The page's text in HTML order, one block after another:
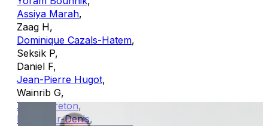
Assiya Marah,
Zaag H,
Dominique Cazals-Hatem,
Seksik P,
Daniel F,
Jean-Pierre Hugot,
Wainrib G,
Xavier Treton,
Eric Ogier-Denis,